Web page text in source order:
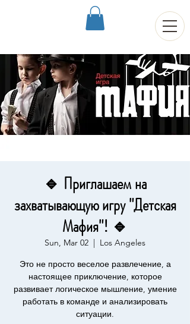
🔹 Приглашаем на
захватывающую игру "Детская
Мафия"! 🔹
Sun, Mar 02
  |
Los Angeles
Это не просто веселое развлечение, а
настоящее приключение, которое
развивает логическое мышление, умение
работать в команде и анализировать
ситуации.